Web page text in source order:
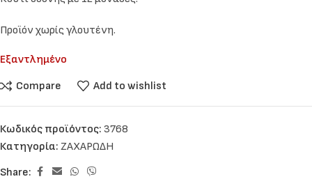
Προϊόν χωρίς γλουτένη.
Εξαντλημένο
Compare
Add to wishlist
Κωδικός προϊόντος: 3768
Κατηγορία: ΖΑΧΑΡΩΔΗ
Share: